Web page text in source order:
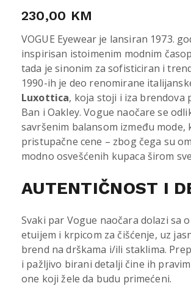
230,00 KM
VOGUE Eyewear je lansiran 1973.
inspirisan istoimenim modnim
tada je sinonim za sofisticiran i
1990-ih je deo renomirane
Luxottica, koja stoji i iza brendova
Ban i Oakley. Vogue naočare se
savršenim balansom između mode,
pristupačne cene – zbog čega su
modno osvešćenih kupaca širom
AUTENTIČNOST I
Svaki par Vogue naočara dolazi sa
etuijem i krpicom za čišćenje, uz
brend na drškama i/ili staklima.
i pažljivo birani detalji čine ih
one koji žele da budu primećeni.